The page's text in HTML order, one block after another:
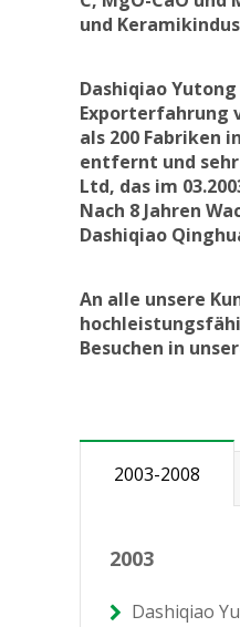
und
Dashiqiao
Exporterfahrung
als 200 Fabriken
entfernt und sehr
Ltd, das im
Nach 8 Jahren
Dashiqiao
An alle unsere
Besuchen in
2003-2008
2003
Dashiqiao